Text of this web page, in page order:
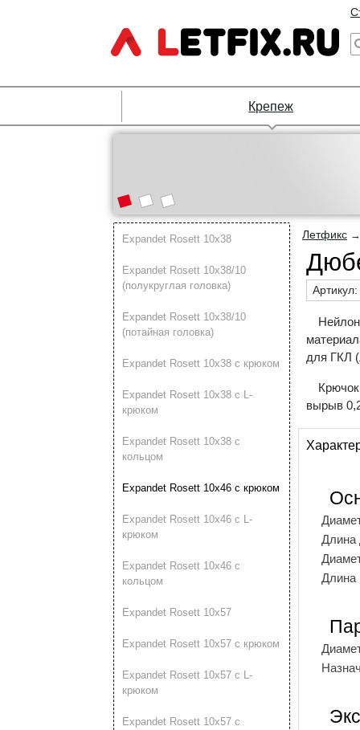
Крепеж
Expandet Rosett 10х38
Expandet Rosett 10х38/10
(полукруглая головка)
Expandet Rosett 10х38/10
(потайная головка)
Expandet Rosett 10х38 с крюком
Expandet Rosett 10х38 с L-
крюком
Expandet Rosett 10х38 с
кольцом
Expandet Rosett 10х46 с крюком
Expandet Rosett 10х46 с L-
крюком
Expandet Rosett 10х46 с
кольцом
Expandet Rosett 10х57
Expandet Rosett 10х57 с крюком
Expandet Rosett 10х57 с L-
крюком
Expandet Rosett 10х57 с
Летфикс
Артикул:
для ГКЛ
вырыв
Длина
Длина